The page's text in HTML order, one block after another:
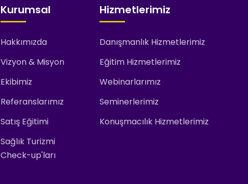
Kurumsal
Hakkımızda
Vizyon & Misyon
Ekibimiz
Referanslarımız
Satış Eğitimi
Sağlık Turizmi
Check-up'ları
Hizmetlerimiz
Danışmanlık Hizmetlerimiz
Eğitim Hizmetlerimiz
Webinarlarımız
Seminerlerimiz
Konuşmacılık Hizmetlerimiz